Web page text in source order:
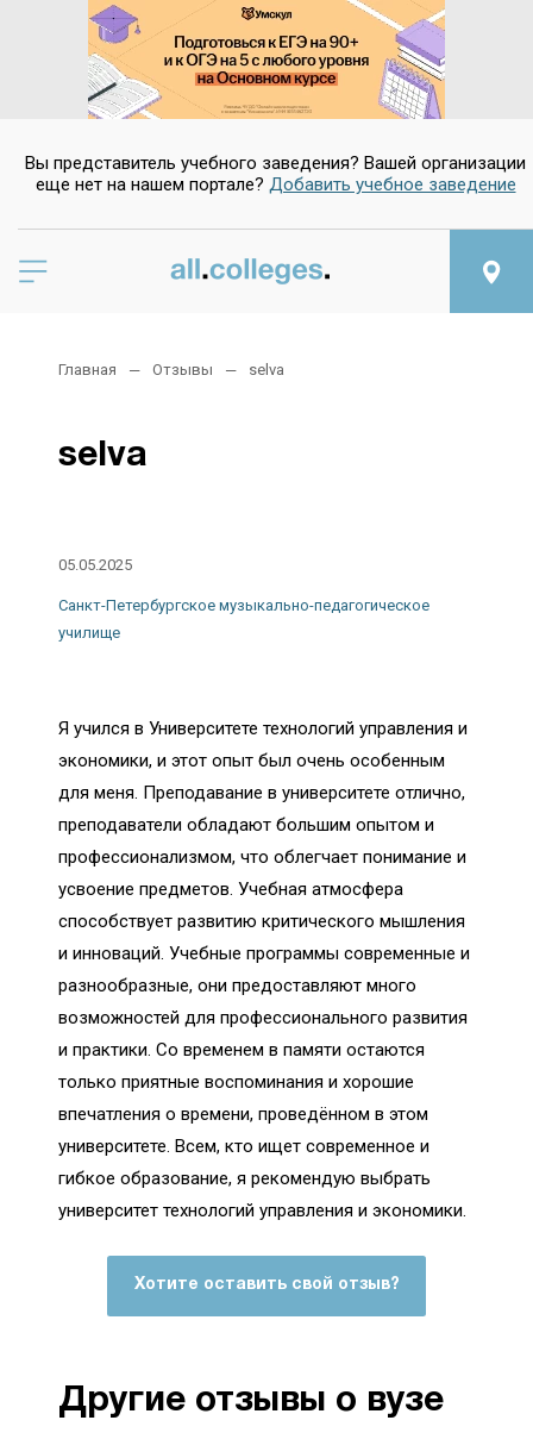
Вы представитель учебного заведения? Вашей организации
еще нет на нашем портале? Добавить учебное заведение
Главная Отзывы selva
selva
05.05.2025
Санкт-Петербургское музыкально-педагогическое
училище
Я учился в Университете технологий управления и
экономики, и этот опыт был очень особенным
для меня. Преподавание в университете отлично,
преподаватели обладают большим опытом и
профессионализмом, что облегчает понимание и
усвоение предметов. Учебная атмосфера
способствует развитию критического мышления
и инноваций. Учебные программы современные и
разнообразные, они предоставляют много
возможностей для профессионального развития
и практики. Со временем в памяти остаются
только приятные воспоминания и хорошие
впечатления о времени, проведённом в этом
университете. Всем, кто ищет современное и
гибкое образование, я рекомендую выбрать
университет технологий управления и экономики.
Хотите оставить свой отзыв?
Другие отзывы о вузе